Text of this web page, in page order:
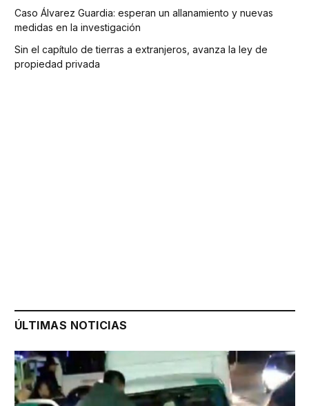
Caso Álvarez Guardia: esperan un allanamiento y nuevas
medidas en la investigación
Sin el capítulo de tierras a extranjeros, avanza la ley de
propiedad privada
ÚLTIMAS NOTICIAS